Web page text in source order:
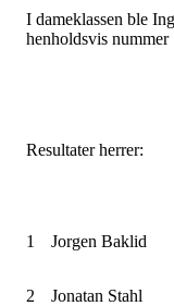
I dameklassen ble
henholdsvis nummer
Resultater herrer:
1 Jorgen Baklid
2 Jonatan Stahl